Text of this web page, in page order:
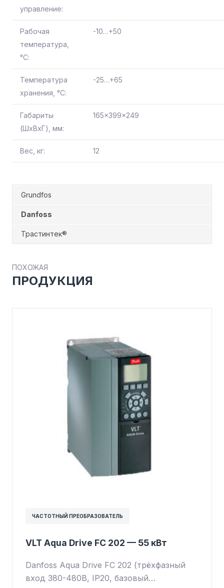
управление:
Рабочая
температура,
°С:
-10…+50
Температура
хранения, °С:
-25…+65
Габариты
(ШхВхГ), мм:
165x399x249
Вес, кг: 12
Grundfos
Danfoss
Трастинтек®
ПОХОЖАЯ
ПРОДУКЦИЯ
ЧАСТОТНЫЙ ПРЕОБРАЗОВАТЕЛЬ
VLT Aqua Drive FC 202 — 55 кВт
Danfoss Aqua Drive FC 202 (трёхфазный
вход 380-480В, IP20, базовый…